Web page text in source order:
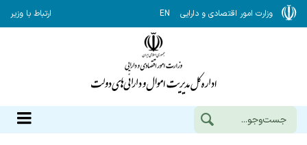
وزارت امور اقتصادی و دارایی EN ارتباط با وزیر